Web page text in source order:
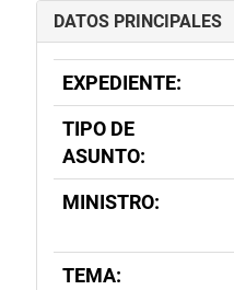
DATOS PRINCIPALES
EXPEDIENTE:
TIPO DE
ASUNTO:
MINISTRO:
TEMA: